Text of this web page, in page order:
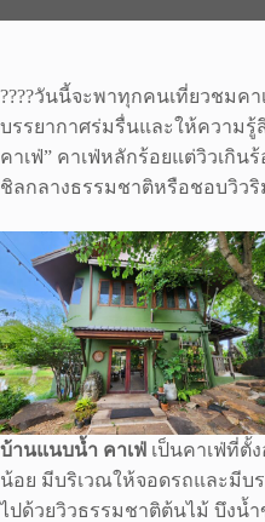
????วันนี้จะพาทุกคนเที่ยวชมค
บรรยากาศร่มรื่นและให้ความ
คาเฟ่” คาเฟ่หลักร้อยแต่วิวเกิ
ชิลกลางธรรมชาติหรือชอบวิว
บ้านแนบน้ำ คาเฟ่ เป็นคาเฟ่ที่ตั้
น้อย มีบริเวณให้จอดรถและมีบ
ไปด้วยวิวธรรมชาติต้นไม้ บึงน้